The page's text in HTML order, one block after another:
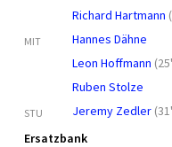
Richard Hartmann (
MIT
Hannes Dähne
Leon Hoffmann (
Ruben Stolze
STU Jeremy Zedler (
Ersatzbank